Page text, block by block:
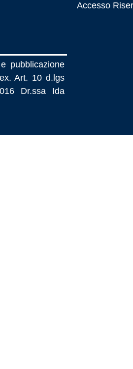
pubblicazione
Art. 10 d.lgs
Dr.ssa Ida
Accesso